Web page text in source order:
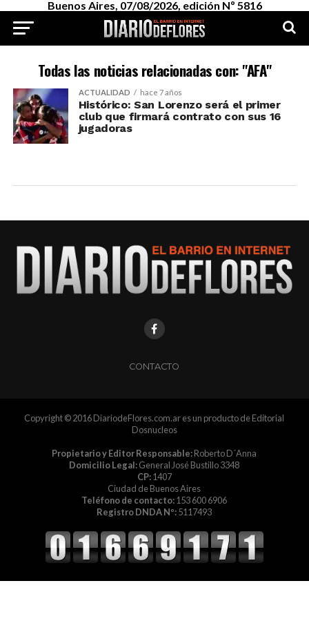
Buenos Aires, 07/08/2026, edición Nº 5816
Todas las noticias relacionadas con: "AFA"
ACTUALIDAD hace 7 años
Histórico: San Lorenzo será el primer
club que firmará contrato con sus 16
jugadoras
CONTACTO
Copyright © 2016 DiariodeFlores.com.ar es un producto de Editorial
Dosnucleos
Propietario y Editor Responsable:Roberto D´Anna
Domicilio Legal:General José Bustillo 3348
CP:1407
Ciudad de Buenos Aires
Teléfono de contacto:153 600 6906
Registro DNDA Nº:5117493